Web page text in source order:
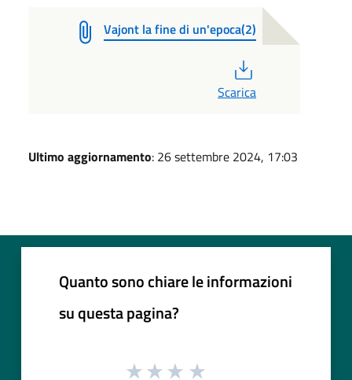
Vajont la fine di un'epoca(2)
Scarica
Ultimo aggiornamento: 26 settembre 2024, 17:03
Quanto sono chiare le informazioni
su questa pagina?